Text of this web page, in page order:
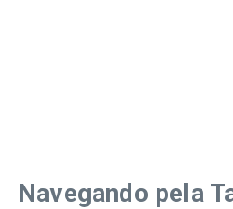
Navegando pela